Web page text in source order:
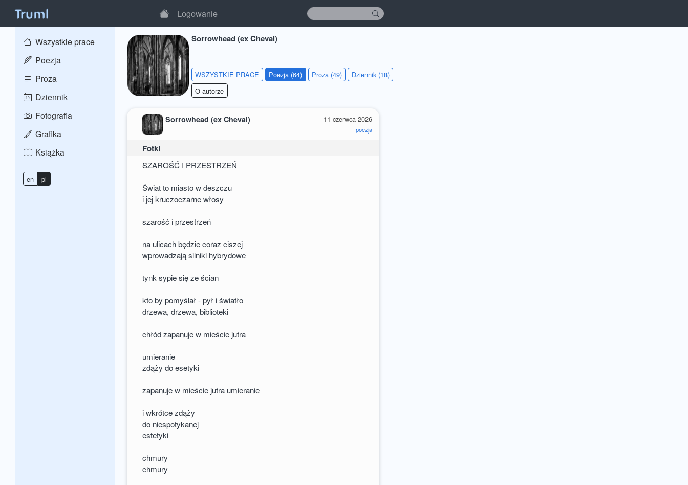
Logowanie
Wszystkie prace
Poezja
Proza
Dziennik
Fotografia
Grafika
Książka
en pl
Sorrowhead (ex Cheval)
WSZYSTKIE PRACE Poezja (64) Proza (49)
Dziennik (18)
O autorze
11 czerwca 2026
poezja
Sorrowhead (ex Cheval)
Fotki
SZAROŚĆ I PRZESTRZEŃ
Świat to miasto w deszczu
i jej kruczoczarne włosy
szarość i przestrzeń
na ulicach będzie coraz ciszej
wprowadzają silniki hybrydowe
tynk sypie się ze ścian
kto by pomyślał - pył i światło
drzewa, drzewa, biblioteki
chłód zapanuje w mieście jutra
umieranie
zdąży do esetyki
zapanuje w mieście jutra umieranie
i wkrótce zdąży
do niespotykanej
estetyki
chmury
chmury